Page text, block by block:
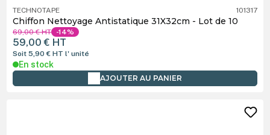
TECHNOTAPE 101317
Chiffon Nettoyage Antistatique 31X32cm - Lot de 10
69,00 €HT -14%
59,00 € HT
Soit 5,90 €HTl' unité
En stock
AJOUTER AU PANIER